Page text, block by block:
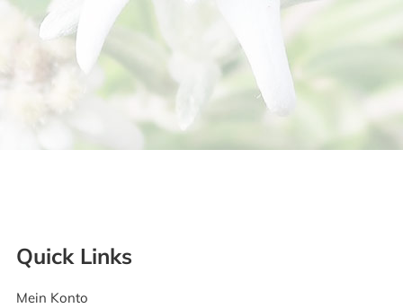
Quick Links
Mein Konto